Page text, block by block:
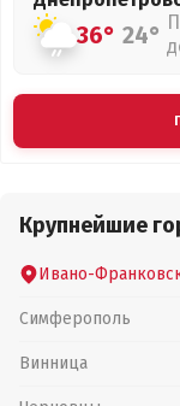
36° 24°
Крупнейшие
Ивано-
Симферополь
Винница